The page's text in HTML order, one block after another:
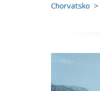
Chorvatsko